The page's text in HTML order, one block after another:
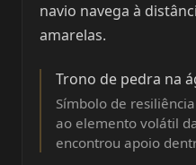
navio navega à
amarelas.
Trono de pedra na
Símbolo de
ao elemento volátil
encontrou apoio